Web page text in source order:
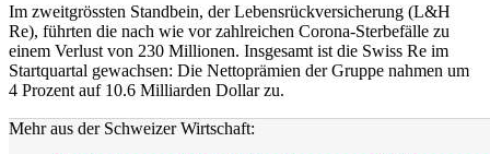
Im zweitgrössten Standbein, der Lebensrückversicherung (L&H
Re), führten die nach wie vor zahlreichen Corona-Sterbefälle zu
einem Verlust von 230 Millionen. Insgesamt ist die Swiss Re im
Startquartal gewachsen: Die Nettoprämien der Gruppe nahmen um
4 Prozent auf 10.6 Milliarden Dollar zu.
Mehr aus der Schweizer Wirtschaft: